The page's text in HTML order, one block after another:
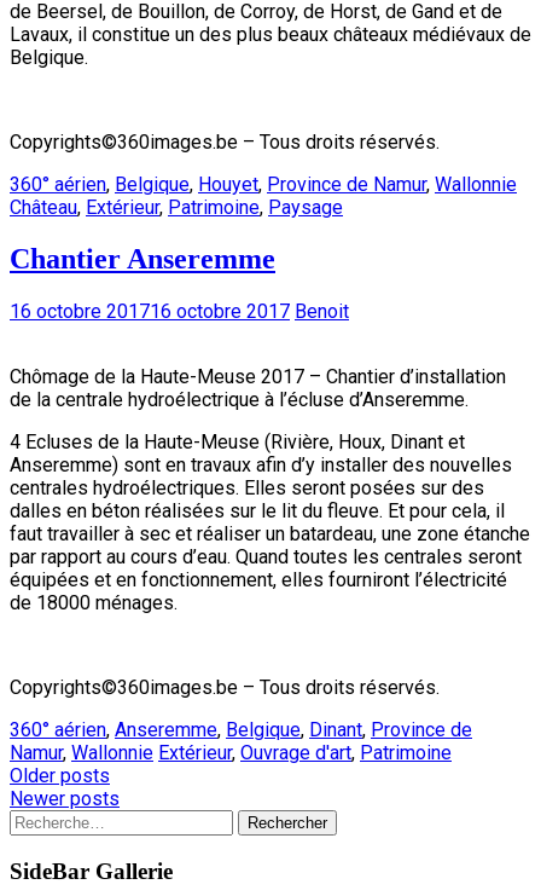
de Beersel, de Bouillon, de Corroy, de Horst, de Gand et de
Lavaux, il constitue un des plus beaux châteaux médiévaux de
Belgique.
Copyrights©360images.be – Tous droits réservés.
360° aérien, Belgique, Houyet, Province de Namur, Wallonnie
Château, Extérieur, Patrimoine, Paysage
Chantier Anseremme
16 octobre 201716 octobre 2017 Benoit
Chômage de la Haute-Meuse 2017 – Chantier d’installation
de la centrale hydroélectrique à l’écluse d’Anseremme.
4 Ecluses de la Haute-Meuse (Rivière, Houx, Dinant et
Anseremme) sont en travaux afin d’y installer des nouvelles
centrales hydroélectriques. Elles seront posées sur des
dalles en béton réalisées sur le lit du fleuve. Et pour cela, il
faut travailler à sec et réaliser un batardeau, une zone étanche
par rapport au cours d’eau. Quand toutes les centrales seront
équipées et en fonctionnement, elles fourniront l’électricité
de 18000 ménages.
Copyrights©360images.be – Tous droits réservés.
360° aérien, Anseremme, Belgique, Dinant, Province de
Namur, Wallonnie Extérieur, Ouvrage d'art, Patrimoine
Posts
navigation
Older posts
Newer posts
Rechercher :
SideBar Gallerie